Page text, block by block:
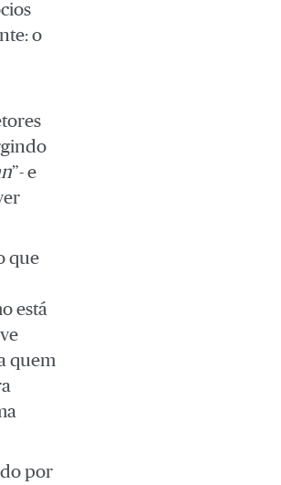
o
”- e
que
está
quem
por